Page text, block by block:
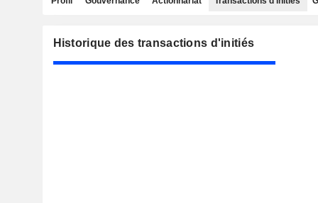
Historique des transactions d'initiés